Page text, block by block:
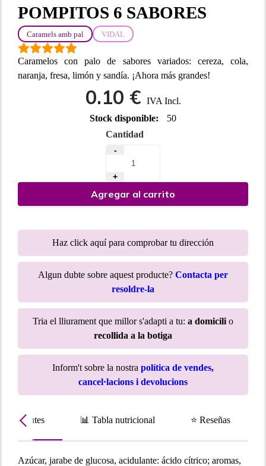
POMPITOS 6 SABORES
Caramels amb pal VIDAL
Caramelos con palo de sabores variados: cereza, cola,
naranja, fresa, limón y sandía. ¡Ahora más grandes!
0.10 € IVA Incl.
Stock disponible:
50
Cantidad
-
+
Agregar al carrito
Haz click aquí para comprobar tu dirección
Algun dubte sobre aquest producte? Contacta per
resoldre-la
Tria el lliurament que millor s'adapti a tu: a domicili o
recollida a la botiga
Inform't sobre la nostra política de vendes,
cancel·lacions i devolucions
📊 Tabla nutricional ⭐ Reseñas
Azúcar, jarabe de glucosa, acidulante: ácido cítrico; aromas,